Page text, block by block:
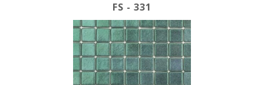
FS - 331